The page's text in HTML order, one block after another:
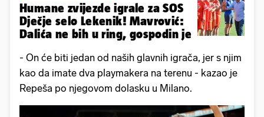
Humane zvijezde igrale za SOS
Dječje selo Lekenik! Mavrović:
Dalića ne bih u ring, gospodin je
- On će biti jedan od naših glavnih igrača, jer s njim
kao da imate dva playmakera na terenu - kazao je
Repeša po njegovom dolasku u Milano.